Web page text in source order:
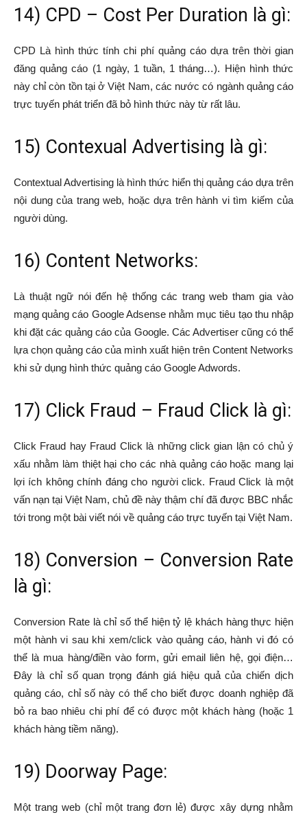
14) CPD – Cost Per Duration là gì:
CPD Là hình thức tính chi phí quảng cáo dựa trên thời gian
đăng quảng cáo (1 ngày, 1 tuần, 1 tháng…). Hiện hình thức
này chỉ còn tồn tại ở Việt Nam, các nước có ngành quảng cáo
trực tuyến phát triển đã bỏ hình thức này từ rất lâu.
15) Contexual Advertising là gì:
Contextual Advertising là hình thức hiển thị quảng cáo dựa trên
nội dung của trang web, hoặc dựa trên hành vi tìm kiếm của
người dùng.
16) Content Networks:
Là thuật ngữ nói đến hệ thống các trang web tham gia vào
mạng quảng cáo Google Adsense nhằm mục tiêu tạo thu nhập
khi đặt các quảng cáo của Google. Các Advertiser cũng có thể
lựa chọn quảng cáo của mình xuất hiện trên Content Networks
khi sử dụng hình thức quảng cáo Google Adwords.
17) Click Fraud – Fraud Click là gì:
Click Fraud hay Fraud Click là những click gian lận có chủ ý
xấu nhằm làm thiệt hại cho các nhà quảng cáo hoặc mang lại
lợi ích không chính đáng cho người click. Fraud Click là một
vấn nạn tại Việt Nam, chủ đề này thậm chí đã được BBC nhắc
tới trong một bài viết nói về quảng cáo trực tuyến tại Việt Nam.
18) Conversion – Conversion Rate
là gì:
Conversion Rate là chỉ số thể hiện tỷ lệ khách hàng thực hiện
một hành vi sau khi xem/click vào quảng cáo, hành vi đó có
thể là mua hàng/điền vào form, gửi email liên hệ, gọi điện…
Đây là chỉ số quan trọng đánh giá hiệu quả của chiến dịch
quảng cáo, chỉ số này có thể cho biết được doanh nghiệp đã
bỏ ra bao nhiêu chi phí để có được một khách hàng (hoặc 1
khách hàng tiềm năng).
19) Doorway Page:
Một trang web (chỉ một trang đơn lẻ) được xây dựng nhằm